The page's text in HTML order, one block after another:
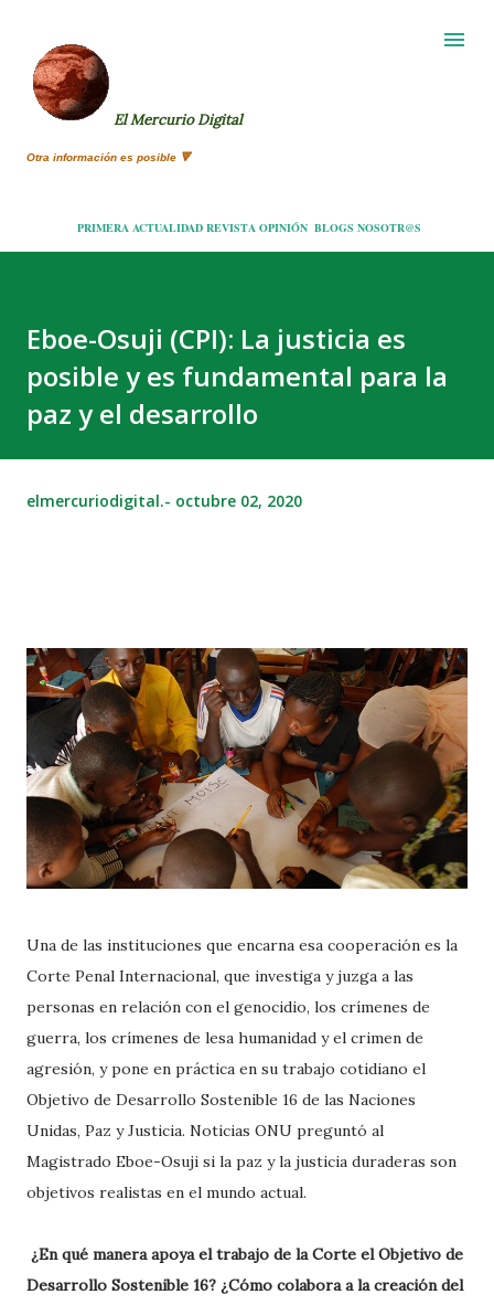
El Mercurio Digital
Otra información es posible 🔻
PRIMERA ACTUALIDAD REVISTA OPINIÓN BLOGS NOSOTR@S
Eboe-Osuji (CPI): La justicia es
posible y es fundamental para la
paz y el desarrollo
elmercuriodigital.- octubre 02, 2020
Una de las instituciones que encarna esa cooperación es la
Corte Penal Internacional, que investiga y juzga a las
personas en relación con el genocidio, los crímenes de
guerra, los crímenes de lesa humanidad y el crimen de
agresión, y pone en práctica en su trabajo cotidiano el
Objetivo de Desarrollo Sostenible 16 de las Naciones
Unidas, Paz y Justicia. Noticias ONU preguntó al
Magistrado Eboe-Osuji si la paz y la justicia duraderas son
objetivos realistas en el mundo actual.
¿En qué manera apoya el trabajo de la Corte el Objetivo de
Desarrollo Sostenible 16? ¿Cómo colabora a la creación del